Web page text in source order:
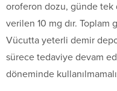
oroferon dozu, günde tek
verilen 10 mg dır. Toplam
Vücutta yeterli demir
sürece tedaviye devam
döneminde